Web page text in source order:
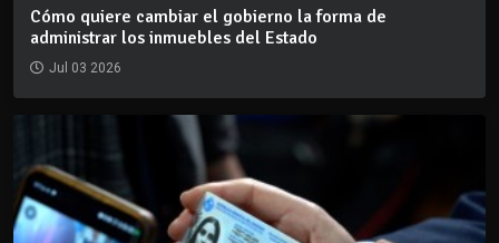
Cómo quiere cambiar el gobierno la forma de
administrar los inmuebles del Estado
Jul 03 2026